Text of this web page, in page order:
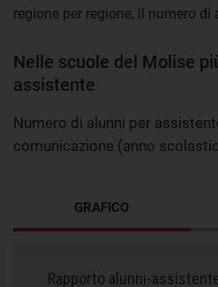
regione per regione, il numero di
Nelle scuole del Molise
assistente
Numero di alunni per
comunicazione (anno
GRAFICO